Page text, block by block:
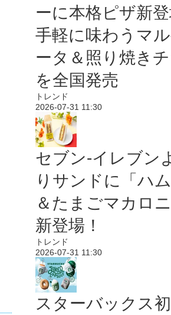
ーに本格ピザ新登
手軽に味わうマル
ータ＆照り焼き
を全国発売
トレンド
2026-07-31 11:30
セブン‐イレブン
りサンドに「ハ
＆たまごマカロ
新登場！
トレンド
2026-07-31 11:30
スターバックス